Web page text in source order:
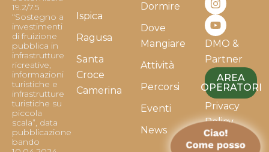
19.2/7.5
“Sostegno a
investimenti
di fruizione
pubblica in
infrastrutture
ricreative,
informazioni
turistiche e
infrastrutture
turistiche su
piccola
scala”, data
pubblicazione
bando
Ispica
Ragusa
Santa
Croce
Camerina
Dormire
Dove
Mangiare
Attività
Percorsi
Eventi
News
b
o
o
k
a
g
r
a
m
u
b
e
DMO &
Partner
AREA
OPERATORI
Privacy
Policy
Cookie